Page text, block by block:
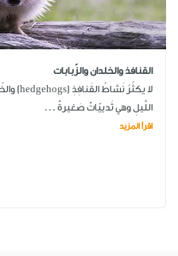
القنافذ والخلدان والزّبابات
اللَّيلِ وهي ثَدييّاتٌ صَغيرةٌ ...
اقرأ المزيد